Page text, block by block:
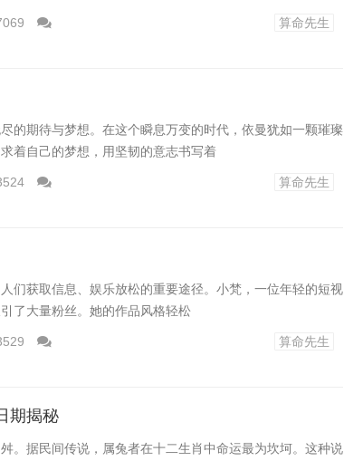
算命先生
的期待与梦想。在这个瞬息万变的时代，依曼犹如一颗璀璨
着自己的梦想，用坚韧的意志书写着
算命先生
们获取信息、娱乐放松的重要途径。小梵，一位年轻的短视
了大量粉丝。她的作品风格轻松
算命先生
期揭秘
。据民间传说，属兔者在十二生肖中命运最为坎坷。这种说